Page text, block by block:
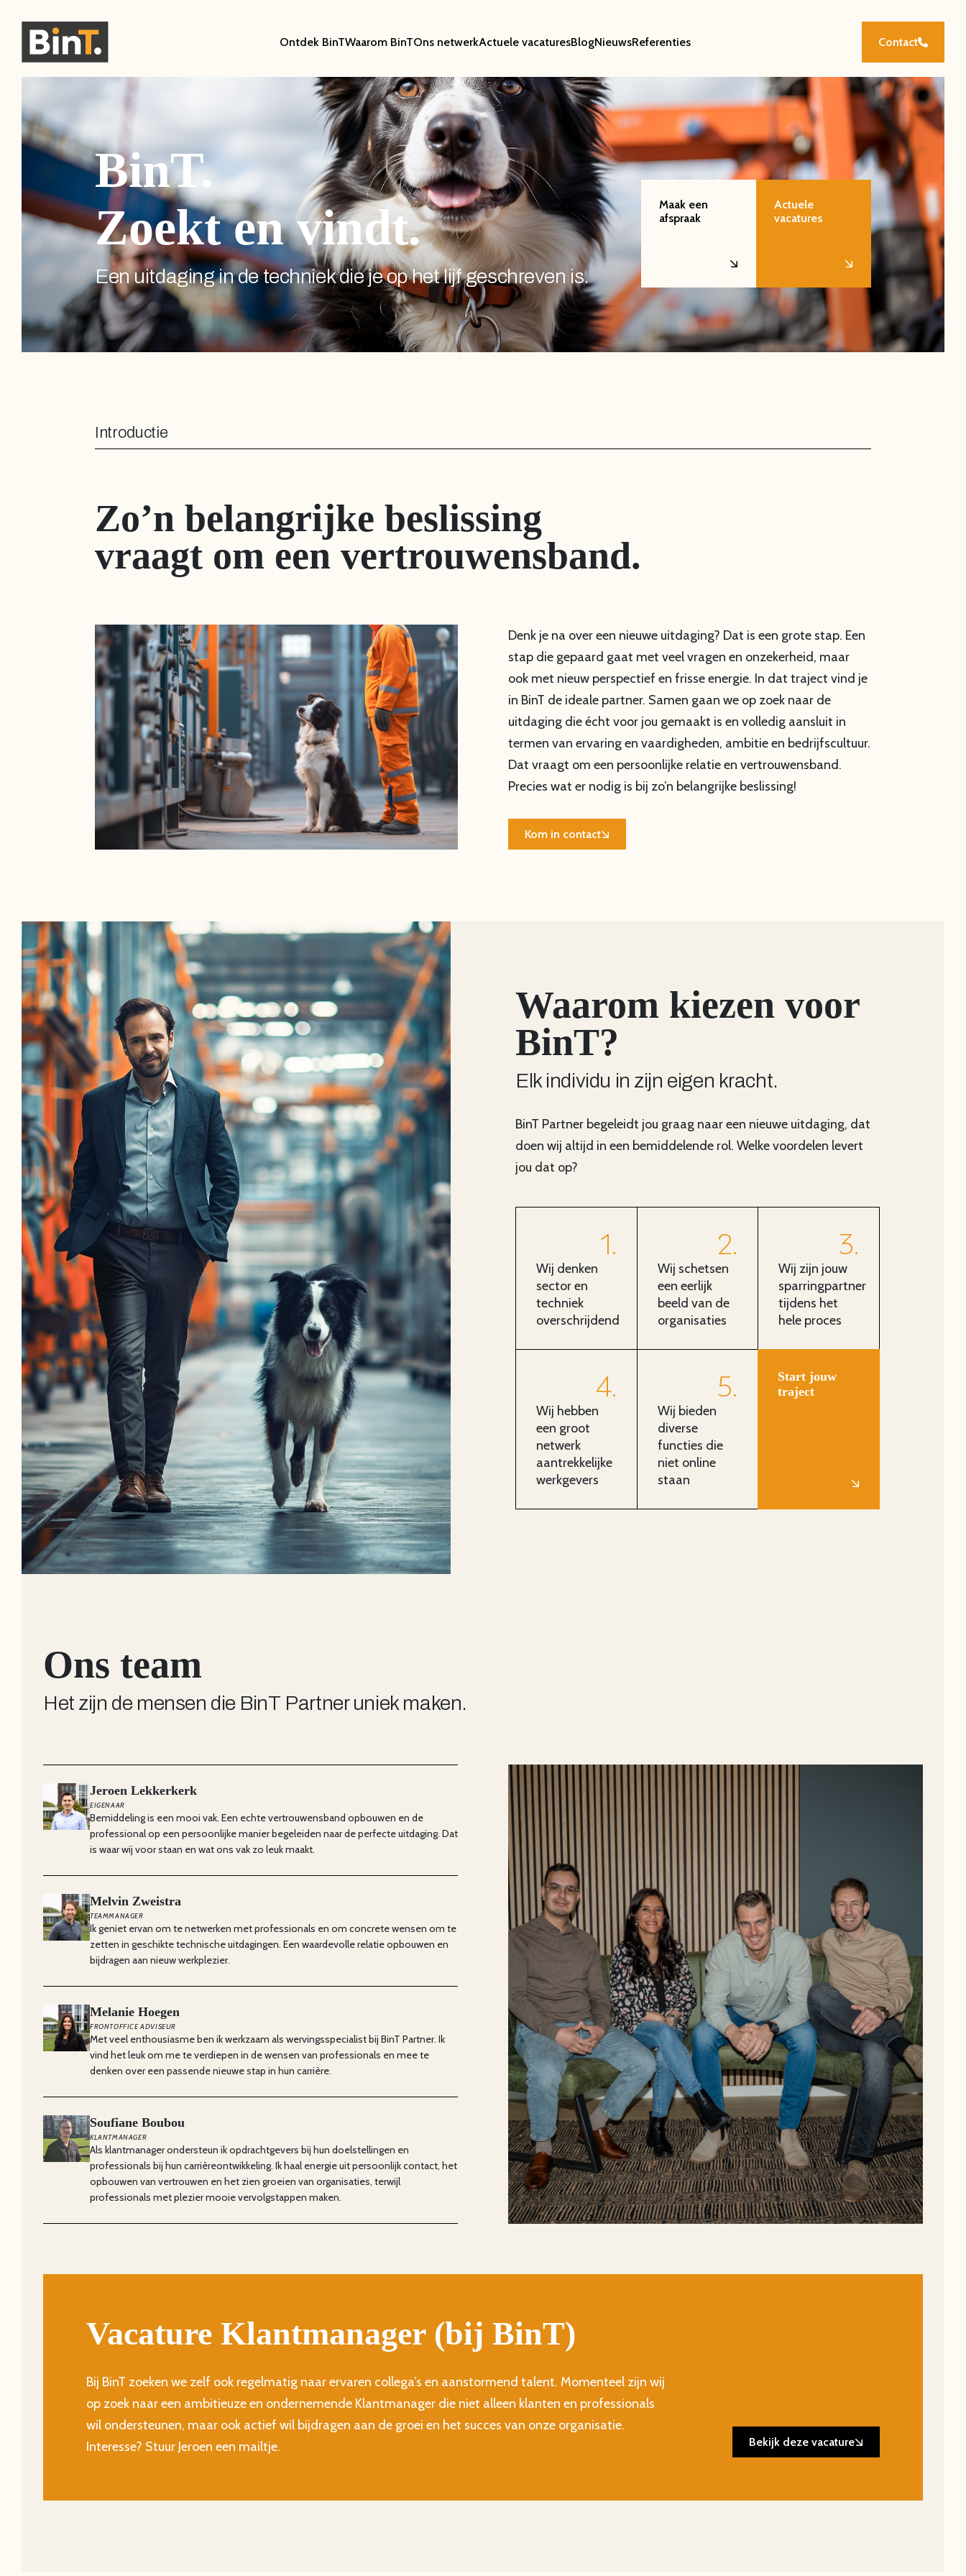
Ontdek BinTWaarom BinTOns netwerkActuele vacaturesBlogNieuwsReferenties Contact
BinT.
Zoekt en vindt.
Een uitdaging in de techniek die je op het lijf geschreven is.
Maak een
afspraak
Actuele
vacatures
Introductie
Zo’n belangrijke beslissing
vraagt om een vertrouwensband.
Denk je na over een nieuwe uitdaging? Dat is een grote stap. Een
stap die gepaard gaat met veel vragen en onzekerheid, maar
ook met nieuw perspectief en frisse energie. In dat traject vind je
in BinT de ideale partner. Samen gaan we op zoek naar de
uitdaging die écht voor jou gemaakt is en volledig aansluit in
termen van ervaring en vaardigheden, ambitie en bedrijfscultuur.
Dat vraagt om een persoonlijke relatie en vertrouwensband.
Precies wat er nodig is bij zo’n belangrijke beslissing!
Kom in contact
Waarom kiezen voor
BinT?
Elk individu in zijn eigen kracht.
BinT Partner begeleidt jou graag naar een nieuwe uitdaging, dat
doen wij altijd in een bemiddelende rol. Welke voordelen levert
jou dat op?
1
Wij denken
sector en
techniek
overschrijdend
2
Wij schetsen
een eerlijk
beeld van de
organisaties
3
Wij zijn jouw
sparringpartner
tijdens het
hele proces
4
Wij hebben
een groot
netwerk
aantrekkelijke
werkgevers
5
Wij bieden
diverse
functies die
niet online
staan
Start jouw
traject
Ons team
Het zijn de mensen die BinT Partner uniek maken.
Jeroen Lekkerkerk
EIGENAAR
Bemiddeling is een mooi vak. Een echte vertrouwensband opbouwen en de
professional op een persoonlijke manier begeleiden naar de perfecte uitdaging. Dat
is waar wij voor staan en wat ons vak zo leuk maakt.
Melvin Zweistra
TEAMMANAGER
Ik geniet ervan om te netwerken met professionals en om concrete wensen om te
zetten in geschikte technische uitdagingen. Een waardevolle relatie opbouwen en
bijdragen aan nieuw werkplezier.
Melanie Hoegen
FRONTOFFICE ADVISEUR
Met veel enthousiasme ben ik werkzaam als wervingsspecialist bij BinT Partner. Ik
vind het leuk om me te verdiepen in de wensen van professionals en mee te
denken over een passende nieuwe stap in hun carrière.
Soufiane Boubou
KLANTMANAGER
Als klantmanager ondersteun ik opdrachtgevers bij hun doelstellingen en
professionals bij hun carrièreontwikkeling. Ik haal energie uit persoonlijk contact, het
opbouwen van vertrouwen en het zien groeien van organisaties, terwijl
professionals met plezier mooie vervolgstappen maken.
Vacature Klantmanager (bij BinT)
Bij BinT zoeken we zelf ook regelmatig naar ervaren collega’s en aanstormend talent. Momenteel zijn wij
op zoek naar een ambitieuze en ondernemende Klantmanager die niet alleen klanten en professionals
wil ondersteunen, maar ook actief wil bijdragen aan de groei en het succes van onze organisatie.
Interesse? Stuur Jeroen een mailtje.
Bekijk deze vacature